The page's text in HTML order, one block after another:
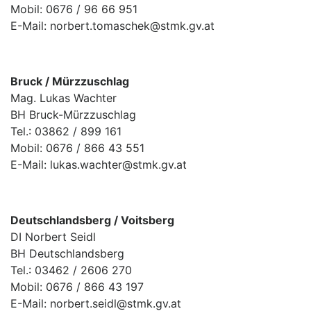
Mobil: 0676 / 96 66 951
E-Mail: norbert.tomaschek@stmk.gv.at
Bruck / Mürzzuschlag
Mag. Lukas Wachter
BH Bruck-Mürzzuschlag
Tel.: 03862 / 899 161
Mobil: 0676 / 866 43 551
E-Mail: lukas.wachter@stmk.gv.at
Deutschlandsberg / Voitsberg
DI Norbert Seidl
BH Deutschlandsberg
Tel.: 03462 / 2606 270
Mobil: 0676 / 866 43 197
E-Mail: norbert.seidl@stmk.gv.at